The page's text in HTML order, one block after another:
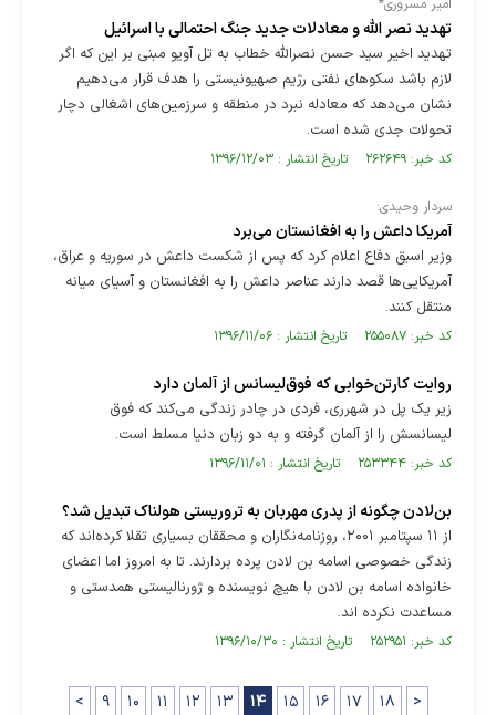
امیر مسروری*
تهدید نصر الله و معادلات جدید جنگ احتمالی با اسرائیل
تهدید اخیر سید حسن نصرالله خطاب به تل آویو مبنی بر این که اگر
لازم باشد سکو‌های نفتی رژیم صهیونیستی را هدف قرار می‌دهیم
نشان می‌دهد که معادله نبرد در منطقه و سرزمین‌های اشغالی دچار
تحولات جدی شده است.
کد خبر: ۲۶۲۶۴۹ تاریخ انتشار : ۱۳۹۶/۱۲/۰۳
سردار وحیدی:‌
آمریکا داعش را به افغانستان می‌برد
وزیر اسبق دفاع اعلام کرد که پس از شکست داعش در سوریه و عراق،
آمریکایی‌ها قصد دارند عناصر داعش را به افغانستان و آسیای میانه
منتقل کنند.
کد خبر: ۲۵۵۰۸۷ تاریخ انتشار : ۱۳۹۶/۱۱/۰۶
روایت کارتن‌خوابی که فوق‌لیسانس از آلمان دارد
زیر یک پل در شهرری، فردی در چادر زندگی می‌کند که فوق
لیسانسش را از آلمان گرفته و به دو زبان دنیا مسلط است.
کد خبر: ۲۵۳۳۴۴ تاریخ انتشار : ۱۳۹۶/۱۱/۰۱
بن‌لادن چگونه از پدری مهربان به تروریستی هولناک تبدیل شد؟
از ۱۱ سپتامبر ۲۰۰۱، روزنامه‌نگاران و محققان بسیاری تقلا کرده‌اند که
زندگی خصوصی اسامه بن لادن پرده بردارند. تا به امروز اما اعضای
خانواده اسامه بن لادن با هیچ نویسنده و ژورنالیستی همدستی و
مساعدت نکرده اند.
کد خبر: ۲۵۲۹۵۱ تاریخ انتشار : ۱۳۹۶/۱۰/۳۰
< ۹ ۱۰ ۱۱ ۱۲ ۱۳ ۱۴ ۱۵ ۱۶ ۱۷ ۱۸ >